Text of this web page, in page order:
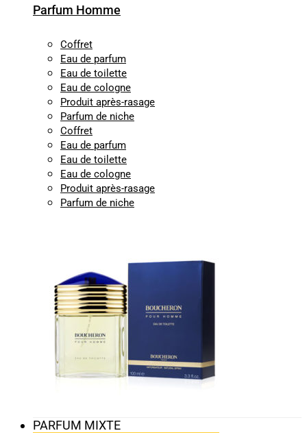
Parfum Homme
Coffret
Eau de parfum
Eau de toilette
Eau de cologne
Produit après-rasage
Parfum de niche
Coffret
Eau de parfum
Eau de toilette
Eau de cologne
Produit après-rasage
Parfum de niche
PARFUM MIXTE